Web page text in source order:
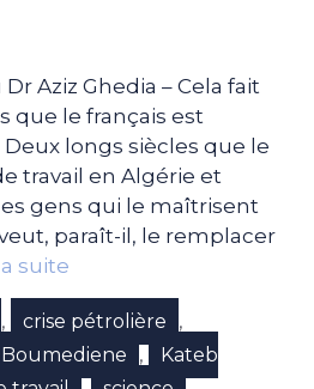
Aziz Ghedia – Cela fait
que le français est
longs siècles que le
travail en Algérie et
gens qui le maîtrisent
paraît-il, le remplacer
suite
, crise pétrolière ,
,
Kateb